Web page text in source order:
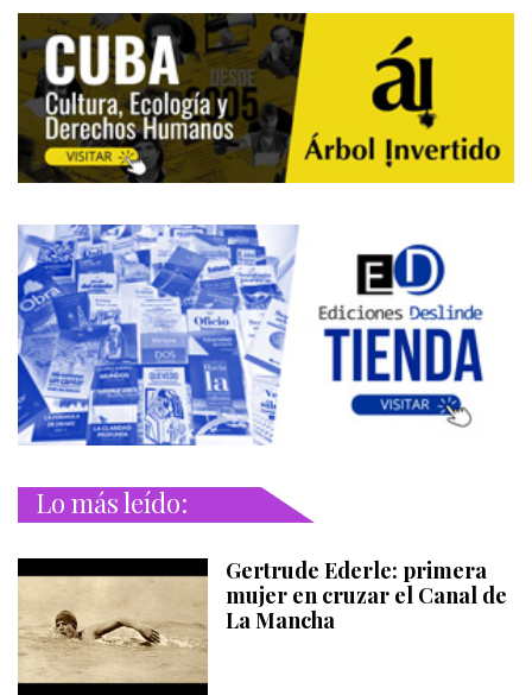
Lo más leído:
Gertrude Ederle: primera
mujer en cruzar el Canal de
La Mancha